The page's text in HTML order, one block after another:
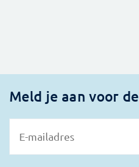
Meld je aan voor